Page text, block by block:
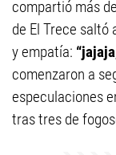
compartió más
de El Trece
y empatía:
comenzaron a
especulaciones
tras tres de